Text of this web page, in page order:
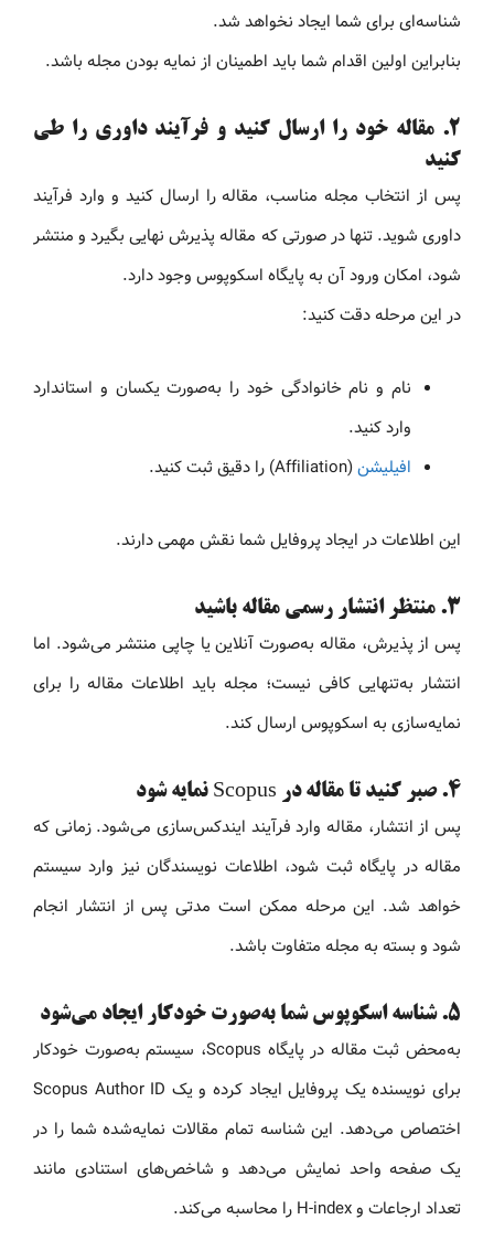
شناسه‌ای برای شما ایجاد نخواهد شد.
بنابراین اولین اقدام شما باید اطمینان از نمایه بودن مجله باشد.
۲. مقاله خود را ارسال کنید و فرآیند داوری را طی
کنید
پس از انتخاب مجله مناسب، مقاله را ارسال کنید و وارد فرآیند
داوری شوید. تنها در صورتی که مقاله پذیرش نهایی بگیرد و منتشر
شود، امکان ورود آن به پایگاه اسکوپوس وجود دارد.
در این مرحله دقت کنید:
نام و نام خانوادگی خود را به‌صورت یکسان و استاندارد
وارد کنید.
افیلیشن(Affiliation) را دقیق ثبت کنید.
این اطلاعات در ایجاد پروفایل شما نقش مهمی دارند.
۳. منتظر انتشار رسمی مقاله باشید
پس از پذیرش، مقاله به‌صورت آنلاین یا چاپی منتشر می‌شود. اما
انتشار به‌تنهایی کافی نیست؛ مجله باید اطلاعات مقاله را برای
نمایه‌سازی به اسکوپوس ارسال کند.
۴. صبر کنید تا مقاله در Scopus نمایه شود
پس از انتشار، مقاله وارد فرآیند ایندکس‌سازی می‌شود. زمانی که
مقاله در پایگاه ثبت شود، اطلاعات نویسندگان نیز وارد سیستم
خواهد شد. این مرحله ممکن است مدتی پس از انتشار انجام
شود و بسته به مجله متفاوت باشد.
۵. شناسه اسکوپوس شما به‌صورت خودکار ایجاد می‌شود
به‌محض ثبت مقاله در پایگاه Scopus، سیستم به‌صورت خودکار
برای نویسنده یک پروفایل ایجاد کرده و یک Scopus Author ID
اختصاص می‌دهد. این شناسه تمام مقالات نمایه‌شده شما را در
یک صفحه واحد نمایش می‌دهد و شاخص‌های استنادی مانند
تعداد ارجاعات و H-index را محاسبه می‌کند.